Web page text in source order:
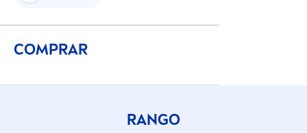
COMPRAR
RANGO